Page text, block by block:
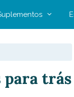
para trás